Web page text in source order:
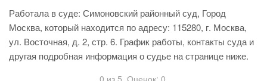
Работала в суде: Симоновский районный суд, Город
Москва, который находится по адресу: 115280, г. Москва,
ул. Восточная, д. 2, стр. 6. График работы, контакты суда и
другая подробная информация о судье на странице ниже.
0 из 5. Оценок: 0.